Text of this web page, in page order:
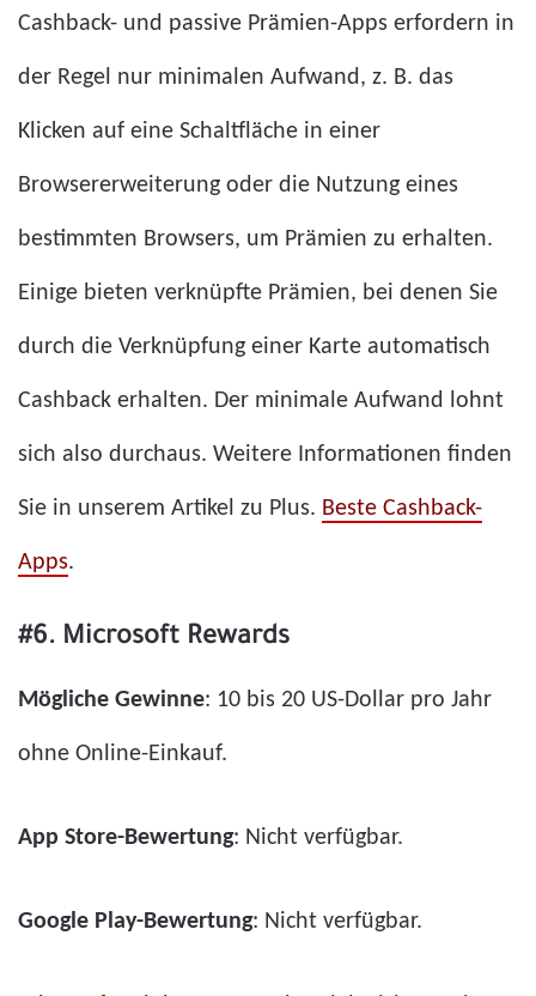
Cashback- und passive Prämien-Apps erfordern in
der Regel nur minimalen Aufwand, z. B. das
Klicken auf eine Schaltfläche in einer
Browsererweiterung oder die Nutzung eines
bestimmten Browsers, um Prämien zu erhalten.
Einige bieten verknüpfte Prämien, bei denen Sie
durch die Verknüpfung einer Karte automatisch
Cashback erhalten. Der minimale Aufwand lohnt
sich also durchaus. Weitere Informationen finden
Sie in unserem Artikel zu Plus. Beste Cashback-
Apps.
#6. Microsoft Rewards
Mögliche Gewinne: 10 bis 20 US-Dollar pro Jahr
ohne Online-Einkauf.
App Store-Bewertung: Nicht verfügbar.
Google Play-Bewertung: Nicht verfügbar.